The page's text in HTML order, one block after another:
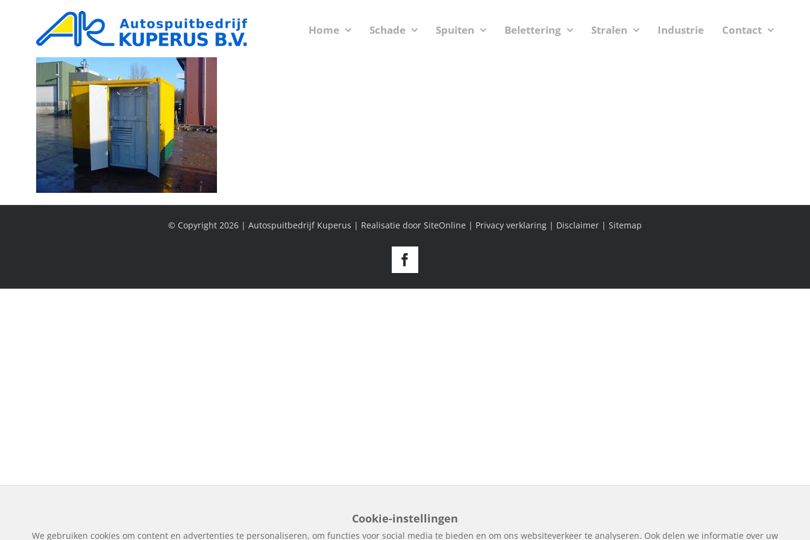
Home Schade Spuiten Belettering Stralen Industrie Contact
© Copyright 2026 | Autospuitbedrijf Kuperus | Realisatie door SiteOnline | Privacy verklaring | Disclaimer | Sitemap
Facebook
Cookie-instellingen
We gebruiken cookies om content en advertenties te personaliseren, om functies voor social media te bieden en om ons websiteverkeer te analyseren. Ook delen we informatie over uw